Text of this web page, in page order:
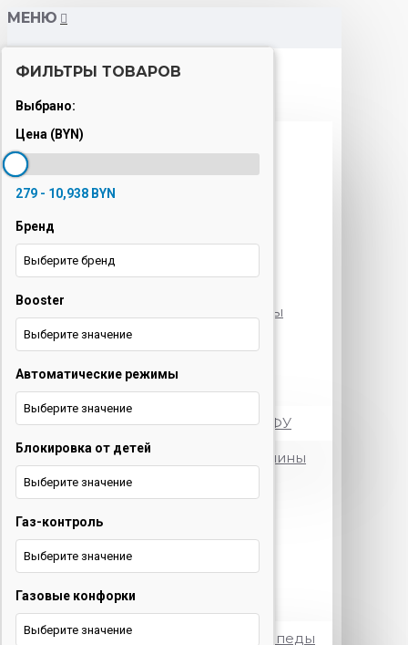
МЕНЮ
Вытяжки
Кондиционеры
Кофемашины
Морозильные камеры
Ноутбуки
Оргтехника
Принтеры и МФУ
Посудомоечные машины
Стиральные машины
Холодильники
Электротранспорт
Электровелосипеды
ФИЛЬТРЫ ТОВАРОВ
Выбрано:
Цена (BYN)
279 - 10,938 BYN
Бренд
Выберите бренд
Booster
Выберите значение
Автоматические режимы
Выберите значение
Блокировка от детей
Выберите значение
Газ-контроль
Выберите значение
Газовые конфорки
Выберите значение